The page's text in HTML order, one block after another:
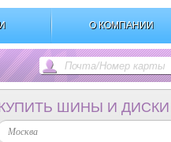
О КОМПАНИИ
ШИНЫ И ДИСКИ
Москва